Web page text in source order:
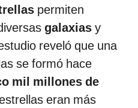
permiten
galaxias y
reveló que una
se formó hace
mil millones de
eran más